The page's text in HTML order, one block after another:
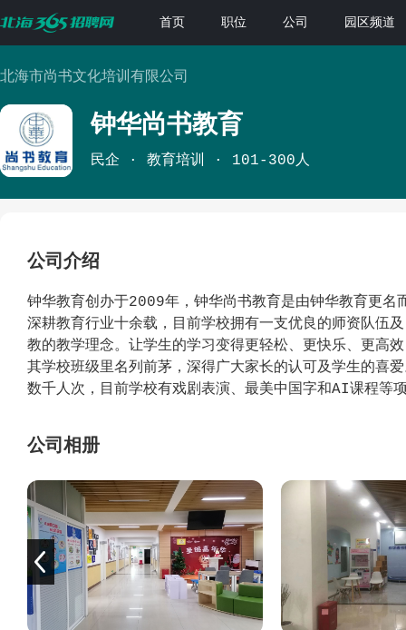
首页 职位 公司 园区频道
北海市尚书文化培训有限公司
钟华尚书教育
民企 教育培训 101-300人
公司介绍
钟华教育创办于2009年，钟华尚书教育是由钟华教育更
深耕教育行业十余载，目前学校拥有一支优良的师资队伍
教的教学理念。让学生的学习变得更轻松、更快乐、更
其学校班级里名列前茅，深得广大家长的认可及学生的喜
数千人次，目前学校有戏剧表演、最美中国字和AI课程等
十年树木，百年树人！未来，我们不忘初心，继续秉承良
学生受训一时、受益终生！
如果你热爱教育事业，渴望在一个充满活力的环境中发
动，加入我们！
校区地址：
1、北京路中环广场三楼
2、西南大道和世新都301
公司相册